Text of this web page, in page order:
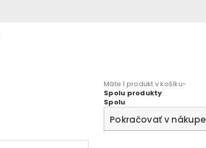
Máte 1 produkt v košíku-
Spolu produkty
Spolu
Pokračovať v nákupe